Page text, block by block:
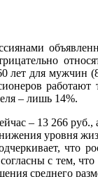
для мужчин
– лишь 14%.
– 13 266
уровня
что
с тем,
среднего